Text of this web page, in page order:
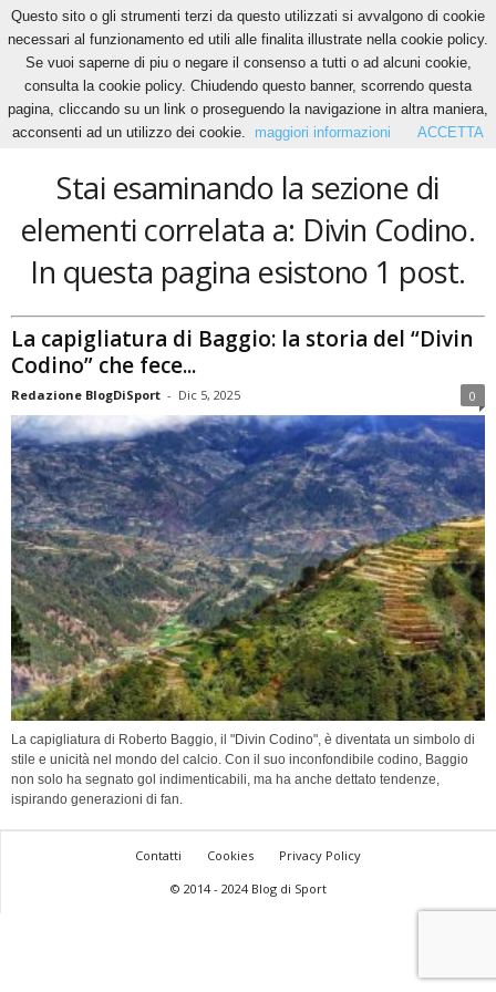
Home Tags Divin Codino
Divin Codino
Stai esaminando la sezione di
elementi correlata a: Divin Codino.
In questa pagina esistono 1 post.
La capigliatura di Baggio: la storia del “Divin
Codino” che fece...
Redazione BlogDiSport - Dic 5, 2025 0
La capigliatura di Roberto Baggio, il "Divin Codino", è diventata un simbolo di
stile e unicità nel mondo del calcio. Con il suo inconfondibile codino, Baggio
non solo ha segnato gol indimenticabili, ma ha anche dettato tendenze,
ispirando generazioni di fan.
Contatti Cookies
Privacy Policy
© 2014 - 2024 Blog di Sport
Questo sito o gli strumenti terzi da questo utilizzati si avvalgono di cookie
necessari al funzionamento ed utili alle finalita illustrate nella cookie policy.
Se vuoi saperne di piu o negare il consenso a tutti o ad alcuni cookie,
consulta la cookie policy. Chiudendo questo banner, scorrendo questa
pagina, cliccando su un link o proseguendo la navigazione in altra maniera,
acconsenti ad un utilizzo dei cookie.
maggiori informazioni ACCETTA